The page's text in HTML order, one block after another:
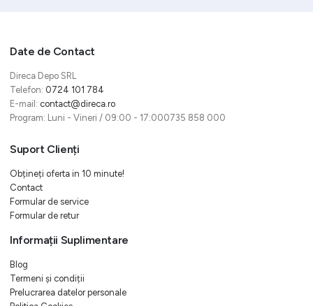
Date de Contact
Direca Depo SRL
Telefon: 0724 101 784
E-mail: contact@direca.ro
Program: Luni - Vineri / 09:00 - 17:000735 858 000
Suport Clienți
Obțineți oferta in 10 minute!
Contact
Formular de service
Formular de retur
Informații Suplimentare
Blog
Termeni și condiții
Prelucrarea datelor personale